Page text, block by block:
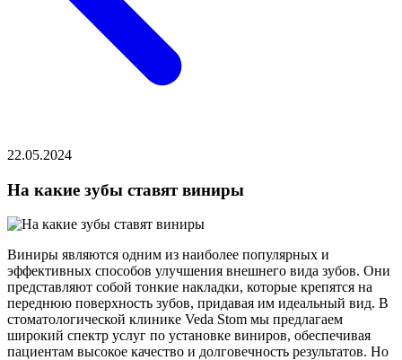
22.05.2024
На какие зубы ставят виниры
Виниры являются одним из наиболее популярных и
эффективных способов улучшения внешнего вида зубов. Они
представляют собой тонкие накладки, которые крепятся на
переднюю поверхность зубов, придавая им идеальный вид. В
стоматологической клинике Veda Stom мы предлагаем
широкий спектр услуг по установке виниров, обеспечивая
пациентам высокое качество и долговечность результатов. Но